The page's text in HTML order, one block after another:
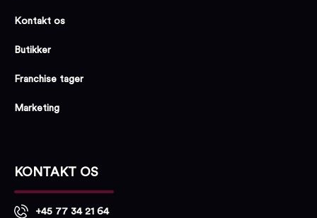
Kontakt os
Butikker
Franchise tager
Marketing
KONTAKT OS
+45 77 34 21 64